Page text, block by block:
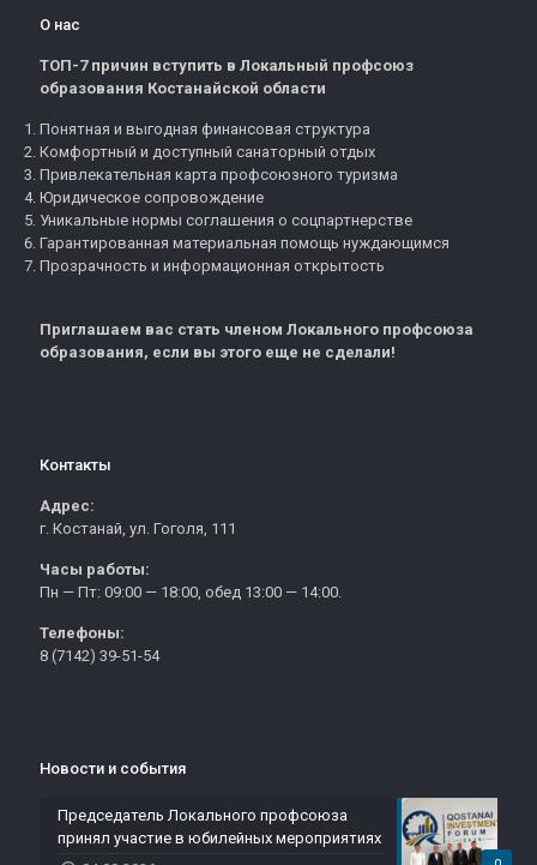
О нас
ТОП-7 причин вступить в Локальный профсоюз
образования Костанайской области
Понятная и выгодная финансовая структура
Комфортный и доступный санаторный отдых
Привлекательная карта профсоюзного туризма
Юридическое сопровождение
Уникальные нормы соглашения о соцпартнерстве
Гарантированная материальная помощь нуждающимся
Прозрачность и информационная открытость
Приглашаем вас стать членом Локального профсоюза
образования, если вы этого еще не сделали!
Контакты
Адрес:
г. Костанай, ул. Гоголя, 111
Часы работы:
Пн — Пт: 09:00 — 18:00, обед 13:00 — 14:00.
Телефоны:
8 (7142) 39-51-54
Новости и события
Председатель Локального профсоюза
принял участие в юбилейных мероприятиях